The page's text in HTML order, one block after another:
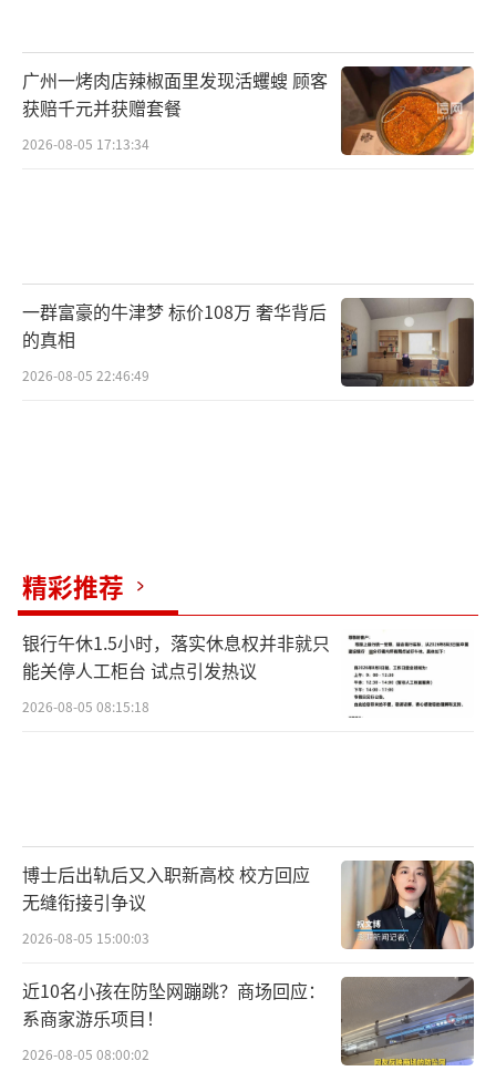
广州一烤肉店辣椒面里发现活蠼螋 顾客
获赔千元并获赠套餐
2026-08-05 17:13:34
一群富豪的牛津梦 标价108万 奢华背后
的真相
2026-08-05 22:46:49
精彩推荐
银行午休1.5小时，落实休息权并非就只
能关停人工柜台 试点引发热议
2026-08-05 08:15:18
博士后出轨后又入职新高校 校方回应
无缝衔接引争议
2026-08-05 15:00:03
近10名小孩在防坠网蹦跳？商场回应：
系商家游乐项目！
2026-08-05 08:00:02